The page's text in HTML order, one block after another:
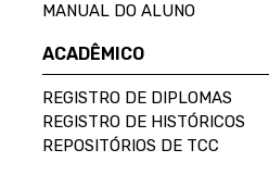
MANUAL DO ALUNO
ACADÊMICO
REGISTRO DE DIPLOMAS
REGISTRO DE HISTÓRICOS
REPOSITÓRIOS DE TCC